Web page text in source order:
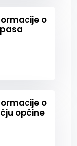
o
o
općine